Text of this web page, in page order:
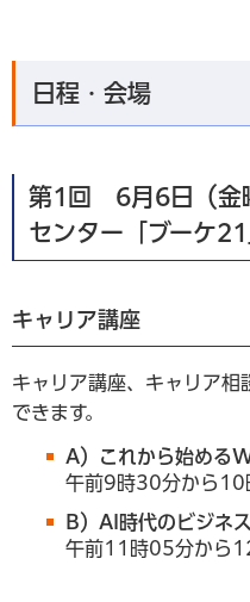
日程・会場
第1回 6月6日（金
センター「ブーケ21
キャリア講座
キャリア講座、キャリア相
できます。
A）これから始める
午前9時30分から10
B）AI時代のビジネ
午前11時05分から